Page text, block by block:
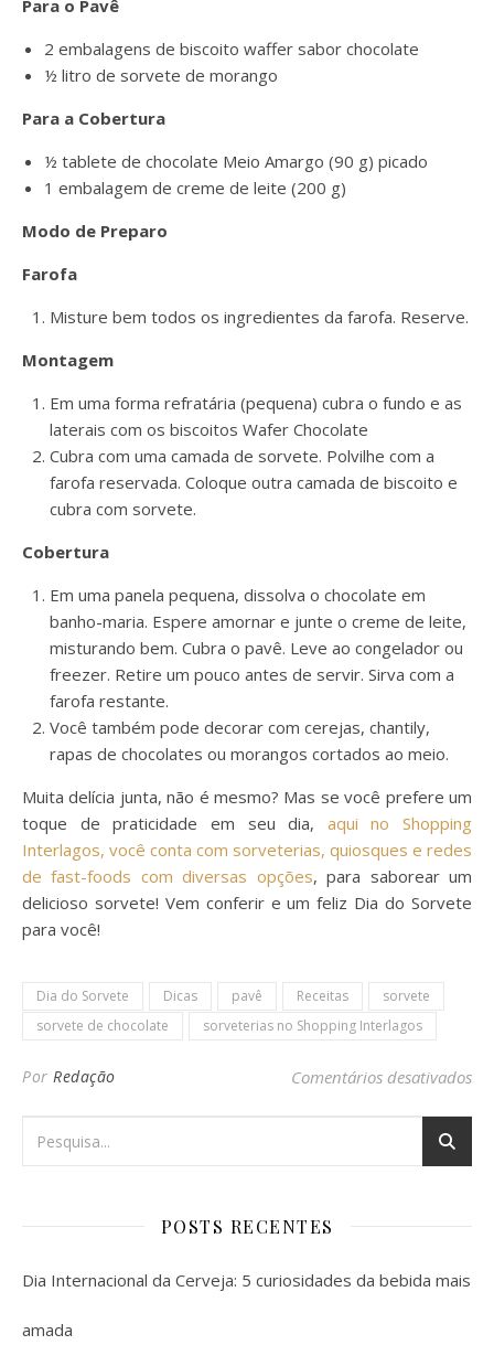
Para o Pavê
2 embalagens de biscoito waffer sabor chocolate
½ litro de sorvete de morango
Para a Cobertura
½ tablete de chocolate Meio Amargo (90 g) picado
1 embalagem de creme de leite (200 g)
Modo de Preparo
Farofa
Misture bem todos os ingredientes da farofa. Reserve.
Montagem
Em uma forma refratária (pequena) cubra o fundo e as
laterais com os biscoitos Wafer Chocolate
Cubra com uma camada de sorvete. Polvilhe com a
farofa reservada. Coloque outra camada de biscoito e
cubra com sorvete.
Cobertura
Em uma panela pequena, dissolva o chocolate em
banho-maria. Espere amornar e junte o creme de leite,
misturando bem. Cubra o pavê. Leve ao congelador ou
freezer. Retire um pouco antes de servir. Sirva com a
farofa restante.
Você também pode decorar com cerejas, chantily,
rapas de chocolates ou morangos cortados ao meio.
Muita delícia junta, não é mesmo? Mas se você prefere um
toque de praticidade em seu dia, aqui no Shopping
Interlagos, você conta com sorveterias, quiosques e redes
de fast-foods com diversas opções, para saborear um
delicioso sorvete! Vem conferir e um feliz Dia do Sorvete
para você!
Dia do Sorvete Dicas pavê Receitas
sorvete
sorvete de chocolate
sorveterias no Shopping Interlagos
Por Redação Comentários desativados
POSTS RECENTES
Dia Internacional da Cerveja: 5 curiosidades da bebida mais
amada